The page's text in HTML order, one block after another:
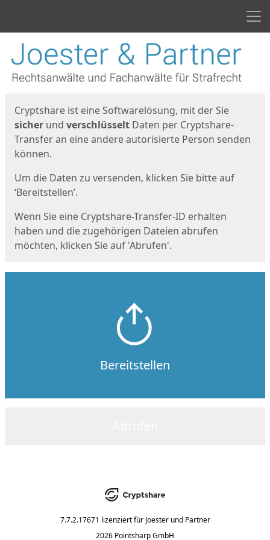
Start
Cryptshare ist eine Softwarelösung, mit der Sie
sicher und verschlüsselt Daten per Cryptshare-
Transfer an eine andere autorisierte Person senden
können.
Um die Daten zu versenden, klicken Sie bitte auf
‘Bereitstellen’.
Wenn Sie eine Cryptshare-Transfer-ID erhalten
haben und die zugehörigen Dateien abrufen
möchten, klicken Sie auf 'Abrufen'.
Bereitstellen
7.7.2.17671 lizenziert für Joester und Partner
2026 Pointsharp GmbH